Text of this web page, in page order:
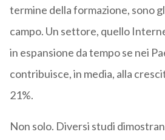
termine della formazione, sono
campo. Un settore, quello
in espansione da tempo se nei
contribuisce, in media, alla
21%.
Non solo. Diversi studi